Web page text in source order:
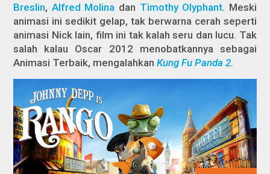
Breslin, Alfred Molina dan Timothy Olyphant. Meski
animasi ini sedikit gelap, tak berwarna cerah seperti
animasi Nick lain, film ini tak kalah seru dan lucu. Tak
salah kalau Oscar 2012 menobatkannya sebagai
Animasi Terbaik, mengalahkanKung Fu Panda 2.